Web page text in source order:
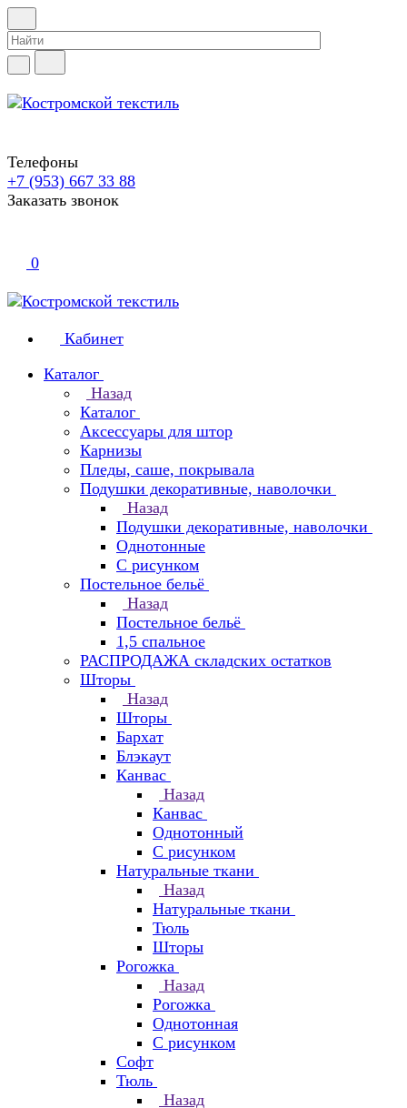
Телефоны
+7 (953) 667 33 88
Заказать звонок
0
Кабинет
Каталог
Назад
Каталог
Аксессуары для штор
Карнизы
Пледы, саше, покрывала
Подушки декоративные, наволочки
Назад
Подушки декоративные, наволочки
Однотонные
С рисунком
Постельное бельё
Назад
Постельное бельё
1,5 спальное
РАСПРОДАЖА складских остатков
Шторы
Назад
Шторы
Бархат
Блэкаут
Канвас
Назад
Канвас
Однотонный
С рисунком
Натуральные ткани
Назад
Натуральные ткани
Тюль
Шторы
Рогожка
Назад
Рогожка
Однотонная
С рисунком
Софт
Тюль
Назад